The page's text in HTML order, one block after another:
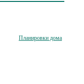
Планировки дома